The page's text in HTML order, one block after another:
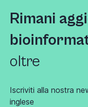
Rimani
oltre
Iscriviti alla nostra
inglese